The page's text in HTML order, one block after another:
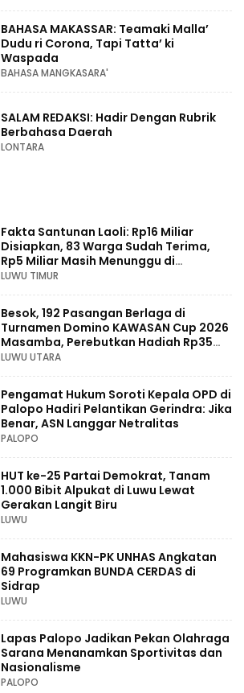
BAHASA MAKASSAR: Teamaki Malla’
Dudu ri Corona, Tapi Tatta’ ki
Waspada
BAHASA MANGKASARA'
SALAM REDAKSI: Hadir Dengan Rubrik
Berbahasa Daerah
LONTARA
Fakta Santunan Laoli: Rp16 Miliar
Disiapkan, 83 Warga Sudah Terima,
Rp5 Miliar Masih Menunggu di
Pengadilan
LUWU TIMUR
Besok, 192 Pasangan Berlaga di
Turnamen Domino KAWASAN Cup 2026
Masamba, Perebutkan Hadiah Rp35
Juta
LUWU UTARA
Pengamat Hukum Soroti Kepala OPD di
Palopo Hadiri Pelantikan Gerindra: Jika
Benar, ASN Langgar Netralitas
PALOPO
HUT ke-25 Partai Demokrat, Tanam
1.000 Bibit Alpukat di Luwu Lewat
Gerakan Langit Biru
LUWU
Mahasiswa KKN-PK UNHAS Angkatan
69 Programkan BUNDA CERDAS di
Sidrap
LUWU
Lapas Palopo Jadikan Pekan Olahraga
Sarana Menanamkan Sportivitas dan
Nasionalisme
PALOPO